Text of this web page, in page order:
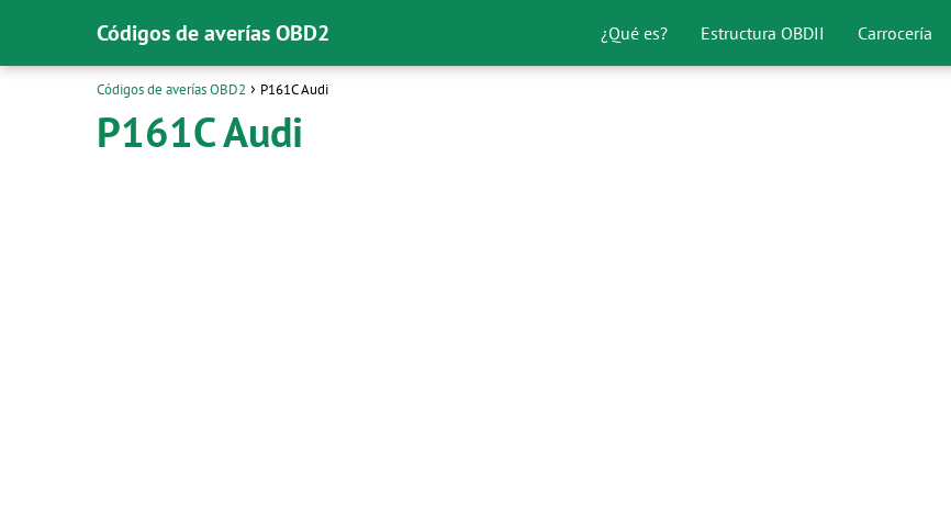
Códigos de averías OBD2 ¿Qué es? Estructura OBDII Carrocería
Códigos de averías OBD2 P161C Audi
P161C Audi